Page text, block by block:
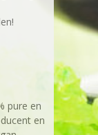
pure en
en